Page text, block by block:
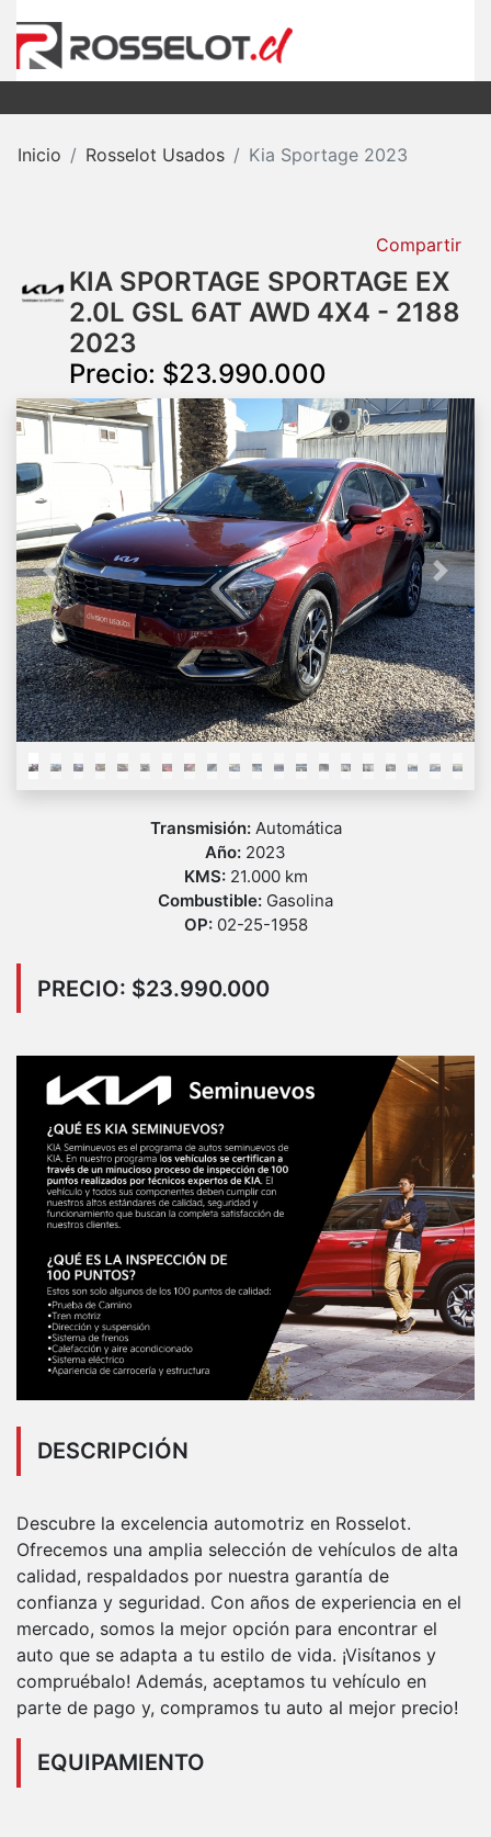
Inicio Rosselot Usados Kia Sportage 2023
Compartir
KIA SPORTAGE SPORTAGE EX
2.0L GSL 6AT AWD 4X4 - 2188
2023
Precio: $23.990.000
Previous Next
Transmisión: Automática
Año: 2023
KMS: 21.000 km
Combustible: Gasolina
OP: 02-25-1958
PRECIO: $23.990.000
DESCRIPCIÓN
Descubre la excelencia automotriz en Rosselot.
Ofrecemos una amplia selección de vehículos de alta
calidad, respaldados por nuestra garantía de
confianza y seguridad. Con años de experiencia en el
mercado, somos la mejor opción para encontrar el
auto que se adapta a tu estilo de vida. ¡Visítanos y
compruébalo! Además, aceptamos tu vehículo en
parte de pago y, compramos tu auto al mejor precio!
EQUIPAMIENTO